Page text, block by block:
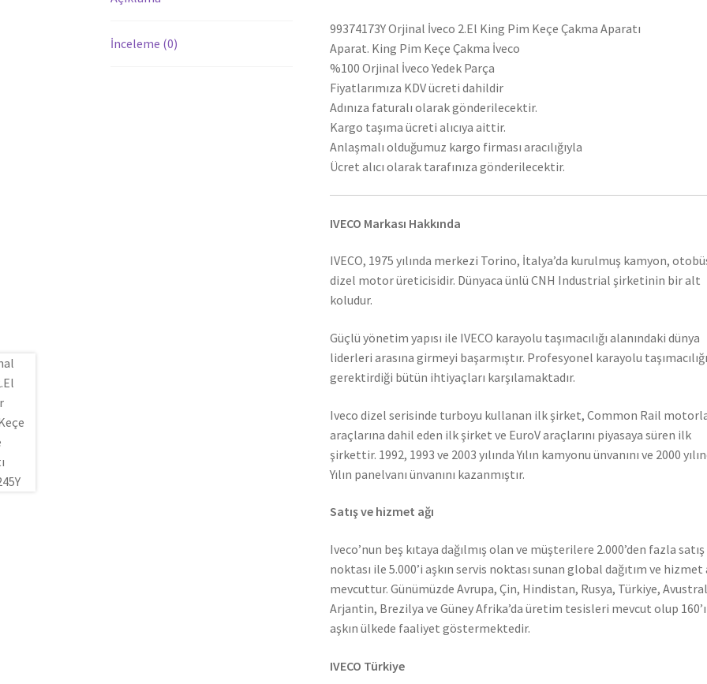
İnceleme (0)
99374173Y Orjinal İveco 2.El King Pim Keçe Çakma Aparatı
Aparat. King Pim Keçe Çakma İveco
%100 Orjinal İveco Yedek Parça
Fiyatlarımıza KDV ücreti dahildir
Adınıza faturalı olarak gönderilecektir.
Kargo taşıma ücreti alıcıya aittir.
Anlaşmalı olduğumuz kargo firması aracılığıyla
Ücret alıcı olarak tarafınıza gönderilecektir.
IVECO Markası Hakkında
IVECO, 1975 yılında merkezi Torino, İtalya’da kurulmuş kamyon,
dizel motor üreticisidir. Dünyaca ünlü CNH Industrial şirketinin bir alt
koludur.
Güçlü yönetim yapısı ile IVECO karayolu taşımacılığı alanındaki dünya
liderleri arasına girmeyi başarmıştır. Profesyonel karayolu
gerektirdiği bütün ihtiyaçları karşılamaktadır.
Iveco dizel serisinde turboyu kullanan ilk şirket, Common Rail
araçlarına dahil eden ilk şirket ve EuroV araçlarını piyasaya süren ilk
şirkettir. 1992, 1993 ve 2003 yılında Yılın kamyonu ünvanını ve 2000
Yılın panelvanı ünvanını kazanmıştır.
Satış ve hizmet ağı
Iveco’nun beş kıtaya dağılmış olan ve müşterilere 2.000’den fazla satış
noktası ile 5.000’i aşkın servis noktası sunan global dağıtım ve hizmet
mevcuttur. Günümüzde Avrupa, Çin, Hindistan, Rusya, Türkiye,
Arjantin, Brezilya ve Güney Afrika’da üretim tesisleri mevcut olup 160’ı
aşkın ülkede faaliyet göstermektedir.
IVECO Türkiye